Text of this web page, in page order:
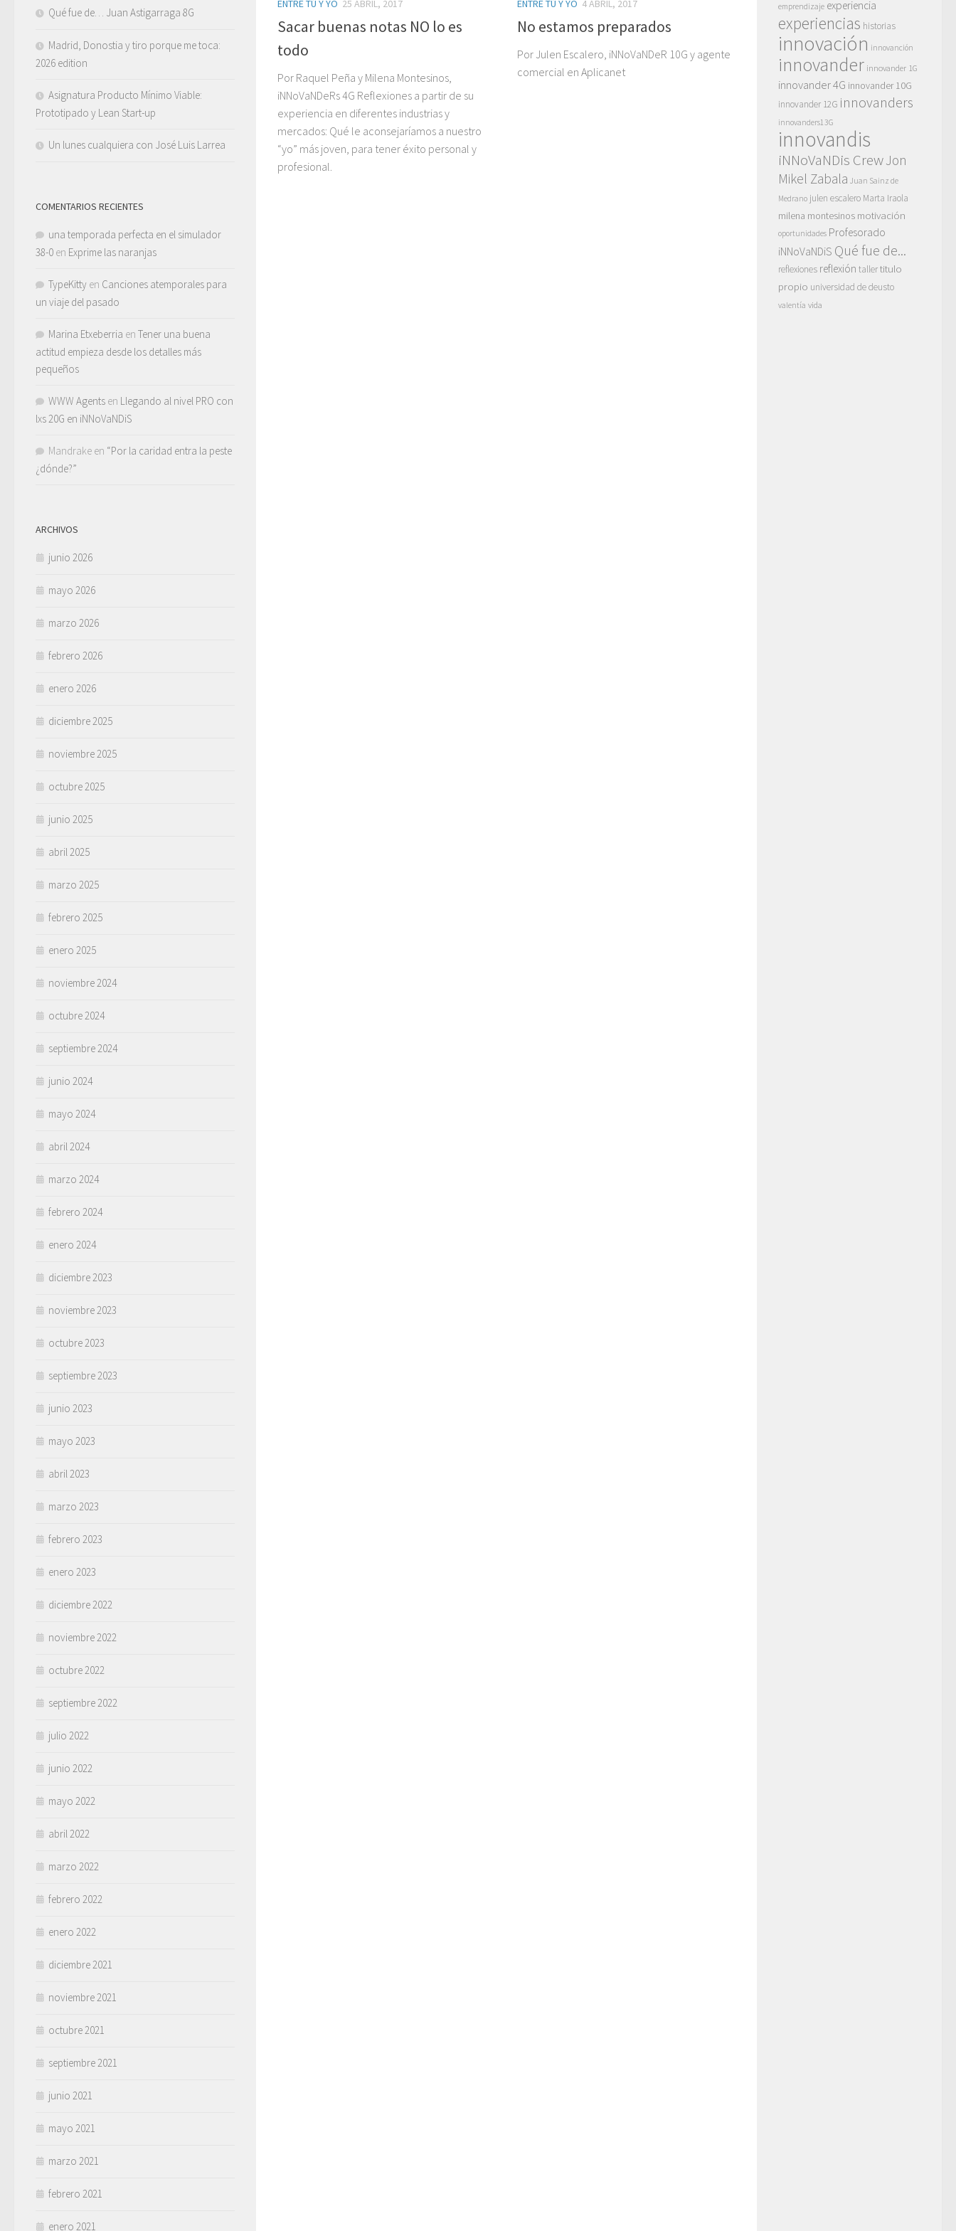
ENTRE TÚ Y YO 25 ABRIL, 2017
Sacar buenas notas NO lo es
todo
Por Raquel Peña y Milena Montesinos,
iNNoVaNDeRs 4G Reflexiones a partir de su
experiencia en diferentes industrias y
mercados: Qué le aconsejaríamos a nuestro
“yo” más joven, para tener éxito personal y
profesional.
ENTRE TÚ Y YO 4 ABRIL, 2017
No estamos preparados
Por Julen Escalero, iNNoVaNDeR 10G y agente
comercial en Aplicanet
Qué fue de… Juan Astigarraga 8G
Madrid, Donostia y tiro porque me toca:
2026 edition
Asignatura Producto Mínimo Viable:
Prototipado y Lean Start-up
Un lunes cualquiera con José Luis Larrea
COMENTARIOS RECIENTES
una temporada perfecta en el simulador
38-0 en Exprime las naranjas
TypeKitty en Canciones atemporales para
un viaje del pasado
Marina Etxeberria en Tener una buena
actitud empieza desde los detalles más
pequeños
WWW Agents en Llegando al nivel PRO con
lxs 20G en iNNoVaNDiS
Mandrake en “Por la caridad entra la peste
¿dónde?”
ARCHIVOS
junio 2026
mayo 2026
marzo 2026
febrero 2026
enero 2026
diciembre 2025
noviembre 2025
octubre 2025
junio 2025
abril 2025
marzo 2025
febrero 2025
enero 2025
noviembre 2024
octubre 2024
septiembre 2024
junio 2024
mayo 2024
abril 2024
marzo 2024
febrero 2024
enero 2024
diciembre 2023
noviembre 2023
octubre 2023
septiembre 2023
junio 2023
mayo 2023
abril 2023
marzo 2023
febrero 2023
enero 2023
diciembre 2022
noviembre 2022
octubre 2022
septiembre 2022
julio 2022
junio 2022
mayo 2022
abril 2022
marzo 2022
febrero 2022
enero 2022
diciembre 2021
noviembre 2021
octubre 2021
septiembre 2021
junio 2021
mayo 2021
marzo 2021
febrero 2021
enero 2021
emprendizaje experiencia
experiencias historias
innovación innovanción
innovander innovander 1G
innovander 4G innovander 10G
innovander 12G innovanders
innovanders13G
innovandis
iNNoVaNDis CrewJon
Mikel Zabala Juan Sainz de
Medrano julen escalero Marta Iraola
milena montesinos motivación
oportunidades Profesorado
iNNoVaNDiS Qué fue de...
reflexiones reflexión tallertitulo
propio universidad de deusto
valentía vida